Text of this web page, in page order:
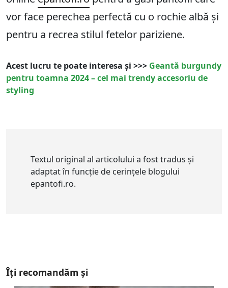
vor face perechea perfectă cu o rochie albă și
pentru a recrea stilul fetelor pariziene.
Acest lucru te poate interesa și >>> Geantă burgundy
pentru toamna 2024 – cel mai trendy accesoriu de
styling
Textul original al articolului a fost tradus și
adaptat în funcție de cerințele blogului
epantofi.ro.
Îți recomandăm și